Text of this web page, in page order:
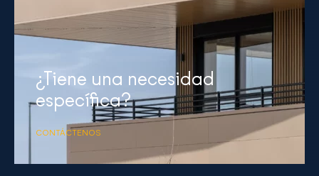
¿Tiene una necesidad
específica?
CONTÁCTENOS